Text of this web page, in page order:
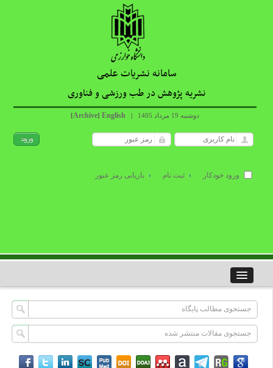
سامانه نشریات علمی
نشریه پژوهش در طب ورزشی و فناوری
دوشنبه 19 مرداد 1405 |
English
[Archive]
ورود خودکار ثبت نام بازیابی رمز عبور